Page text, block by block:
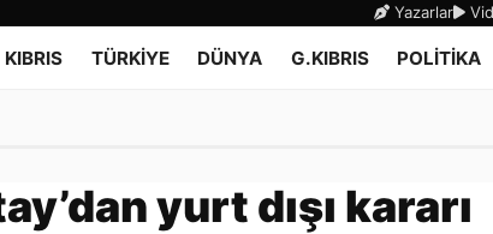
Yazarlar
KIBRIS TÜRKİYE DÜNYA G.KIBRIS POLİTİKA
yurt dışı kararı